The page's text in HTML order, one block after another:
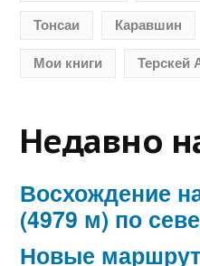
Тонсаи Каравшин
Мои книги Терскей
Недавно
Восхождение
(4979 м) по
Новые